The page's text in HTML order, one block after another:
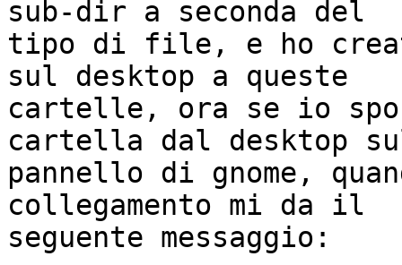
sub-dir a seconda del
tipo di file, e ho
sul desktop a queste
cartelle, ora se io
cartella dal desktop
pannello di gnome,
collegamento mi da il
seguente messaggio: